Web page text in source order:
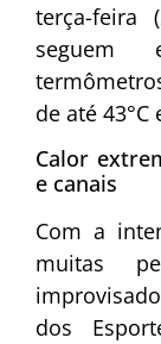
terça-feira
seguem
de até
Calor
e canais
Com a
muitas
dos